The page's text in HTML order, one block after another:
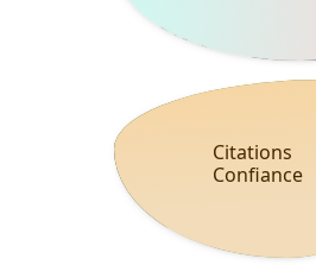
Citations
Confiance